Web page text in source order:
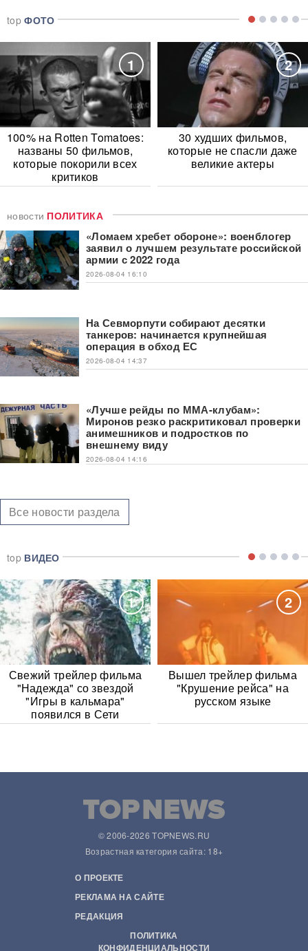
topФОТО
1
100% на Rotten Tomatoes:
названы 50 фильмов,
которые покорили всех
критиков
2
30 худших фильмов,
которые не спасли даже
великие актеры
новости ПОЛИТИКА
«Ломаем хребет обороне»: военблогер
заявил о лучшем результате российской
армии с 2022 года
2026-08-04 16:10
На Севморпути собирают десятки
танкеров: начинается крупнейшая
операция в обход ЕС
2026-08-04 14:37
«Лучше рейды по ММА-клубам»:
Миронов резко раскритиковал проверки
анимешников и подростков по
внешнему виду
2026-08-04 14:16
Все новости раздела
top ВИДЕО
1
Свежий трейлер фильма
"Надежда" со звездой
"Игры в кальмара"
появился в Сети
2
Вышел трейлер фильма
"Крушение рейса" на
русском языке
© 2006-2026 TOPNEWS.RU
Возрастная категория сайта: 18+
О ПРОЕКТЕ
РЕКЛАМА НА САЙТЕ
РЕДАКЦИЯ
ПОЛИТИКА
КОНФИДЕНЦИАЛЬНОСТИ